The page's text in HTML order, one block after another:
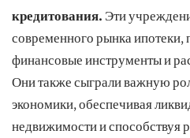
кредитования. Эти
современного рынка ипотеки,
финансовые инструменты и
Они также сыграли важную
экономики, обеспечивая
недвижимости и способствуя